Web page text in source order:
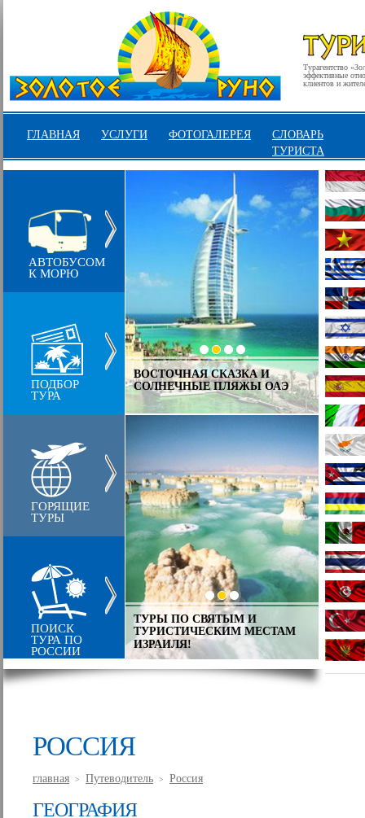
Турагентство
эффективные
клиентов и
ГЛАВНАЯ УСЛУГИ ФОТОГАЛЕРЕЯ
СЛОВАРЬ
ТУРИСТА
АВТОБУСОМ
К МОРЮ
ПОДБОР
ТУРА
ГОРЯЩИЕ
ТУРЫ
ПОИСК
ТУРА ПО
РОССИИ
ОСТРОВА,
ВСЕХ
ВОСТОЧНАЯ СКАЗКА И
СОЛНЕЧНЫЕ ПЛЯЖЫ ОАЭ
В
ДОБРАЯ И
ТУРЫ ПО СВЯТЫМ И
ТУРИСТИЧЕСКИМ МЕСТАМ
ИЗРАИЛЯ!
РОССИЯ
главная > Путеводитель > Россия
ГЕОГРАФИЯ